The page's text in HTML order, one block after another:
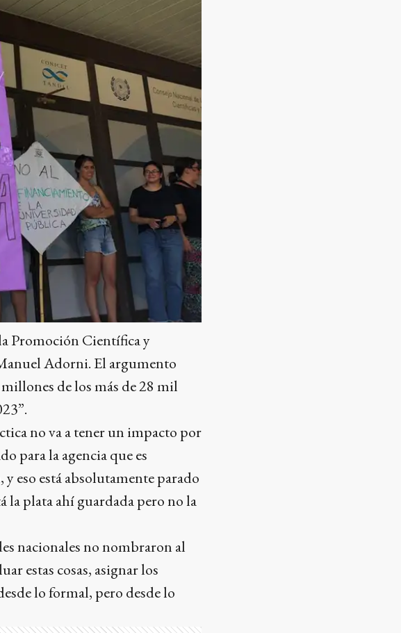
Promoción Científica y
Adorni. El argumento
de los más de 28 mil
no va a tener un impacto por
para la agencia que es
eso está absolutamente parado
la plata ahí guardada pero no la
nacionales no nombraron al
estas cosas, asignar los
lo formal, pero desde lo